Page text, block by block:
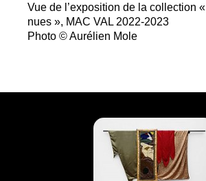
Vue de l’exposition de la collection «
nues », MAC VAL 2022-2023
Photo © Aurélien Mole